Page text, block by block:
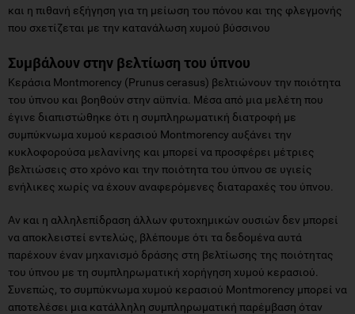
και η πιθανή εξήγηση για τη μείωση του πόνου και της φλεγμονής
που σχετίζεται με την κατανάλωση χυμού βύσσινου
Συμβάλουν στην βελτίωση του ύπνου
Κεράσια Montmorency (Prunus cerasus) βελτιώνουν την ποιότητα
του ύπνου και βοηθούν στην αϋπνία. Μέσα από μια μελέτη που
έγινε διαπιστώθηκε ότι η συμπληρωματική διατροφή με
συμπύκνωμα χυμού κερασιού Montmorency αυξάνει την
κυκλοφορούσα μελανίνης και μπορεί να προσφέρει μέτριες
βελτιώσεις στο χρόνο και την ποιότητα του ύπνου σε υγιείς
ενήλικες χωρίς να έχουν αναφερόμενες διαταραχές του ύπνου.
Αν και η αλληλεπίδραση άλλων φυτοχημικών ουσιών δεν μπορεί
να αποκλειστεί εντελώς, βλέπουμε ότι τα δεδομένα αυτά
παρέχουν έναν μηχανισμό δράσης στη βελτίωσης της ποιότητας
του ύπνου με τη συμπληρωματική χορήγηση χυμού κερασιού.
Συνεπώς, το συμπύκνωμα χυμού κερασιού Montmorency μπορεί να
αποτελέσει μια κατάλληλη συμπληρωματική παρέμβαση όταν